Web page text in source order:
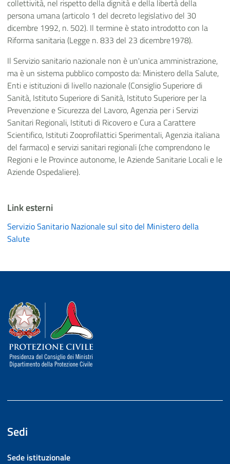
collettività, nel rispetto della dignità e della libertà della
persona umana (articolo 1 del decreto legislativo del 30
dicembre 1992, n. 502). Il termine è stato introdotto con la
Riforma sanitaria (Legge n. 833 del 23 dicembre1978).
Il Servizio sanitario nazionale non è un'unica amministrazione,
ma è un sistema pubblico composto da: Ministero della Salute,
Enti e istituzioni di livello nazionale (Consiglio Superiore di
Sanità, Istituto Superiore di Sanità, Istituto Superiore per la
Prevenzione e Sicurezza del Lavoro, Agenzia per i Servizi
Sanitari Regionali, Istituti di Ricovero e Cura a Carattere
Scientifico, Istituti Zooprofilattici Sperimentali, Agenzia italiana
del farmaco) e servizi sanitari regionali (che comprendono le
Regioni e le Province autonome, le Aziende Sanitarie Locali e le
Aziende Ospedaliere).
Link esterni
Servizio Sanitario Nazionale sul sito del Ministero della
Salute
Dipartimento della Protezione Civile
Sedi
Sede istituzionale